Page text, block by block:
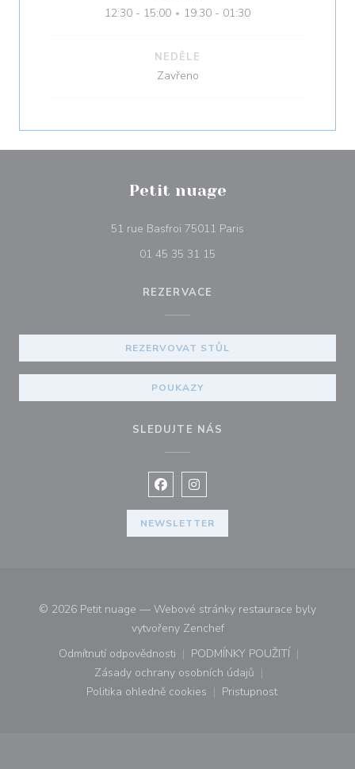
12:30 - 15:00 • 19:30 - 01:30
NEDĚLE
Zavřeno
Petit nuage
51 rue Basfroi 75011 Paris
01 45 35 31 15
REZERVACE
REZERVOVAT STŮL
POUKAZY
SLEDUJTE NÁS
Facebook ((otevře se v novém
Instagram ((otevře se v
NEWSLETTER
© 2026 Petit nuage — Webové stránky restaurace byly
vytvořeny Zenchef((otevře se v novém okně))
Odmítnutí odpovědnosti
((otevře se v novém okně))
PODMÍNKY POUŽITÍ
((otevře se v novém
Zásady ochrany osobních údajů
((otevře se v novém okně))
Politika ohledně cookies
((otevře se v novém okně))
Pristupnost
((otevře se v novém